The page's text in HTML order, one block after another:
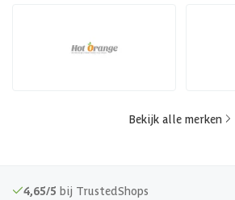
Bekijk alle merken
4,65/5 bij TrustedShops